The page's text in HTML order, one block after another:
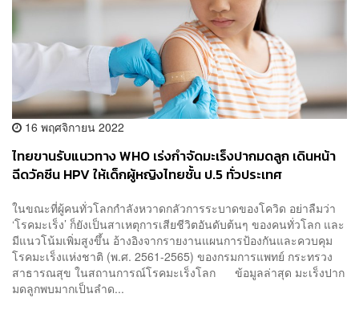
16 พฤศจิกายน 2022
ไทยขานรับแนวทาง WHO เร่งกำจัดมะเร็งปากมดลูก เดินหน้า
ฉีดวัคซีน HPV ให้เด็กผู้หญิงไทยชั้น ป.5 ทั่วประเทศ
ในขณะที่ผู้คนทั่วโลกกำลังหวาดกลัวการระบาดของโควิด อย่าลืมว่า
‘โรคมะเร็ง’ ก็ยังเป็นสาเหตุการเสียชีวิตอันดับต้นๆ ของคนทั่วโลก และ
มีแนวโน้มเพิ่มสูงขึ้น อ้างอิงจากรายงานแผนการป้องกันและควบคุม
โรคมะเร็งแห่งชาติ (พ.ศ. 2561-2565) ของกรมการแพทย์ กระทรวง
สาธารณสุข ในสถานการณ์โรคมะเร็งโลก ข้อมูลล่าสุด มะเร็งปาก
มดลูกพบมากเป็นลำด...